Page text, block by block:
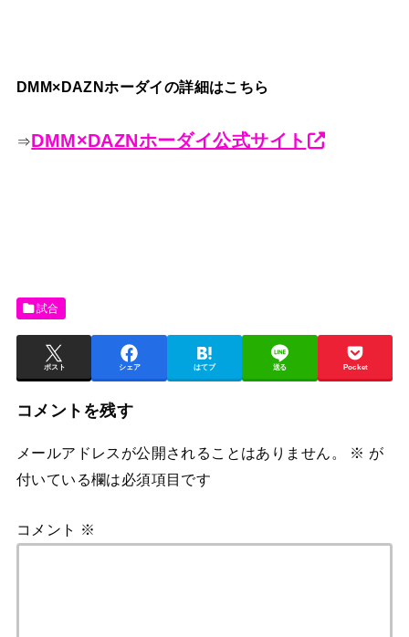
DMM×DAZNホーダイの詳細はこちら
⇒DMM×DAZNホーダイ公式サイト
試合
ポスト シェア はてブ 送る Pocket
コメントを残す
メールアドレスが公開されることはありません。 ※ が
付いている欄は必須項目です
コメント ※